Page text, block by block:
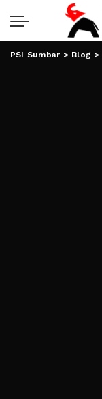
PSI Sumbar > Blog >